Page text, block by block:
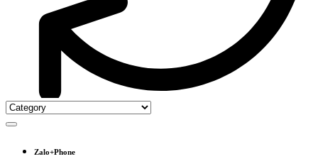
Zalo+Phone